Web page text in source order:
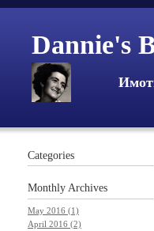
Dannie's
Categories
Monthly Archives
May 2016 (1)
April 2016 (2)